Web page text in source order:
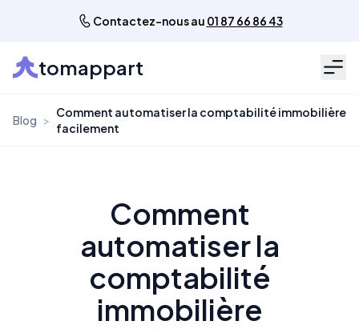
Contactez-nous au 01 87 66 86 43
tomappart
Blog >
Comment automatiser la comptabilité immobilière
facilement
Comment
automatiser la
comptabilité
immobilière